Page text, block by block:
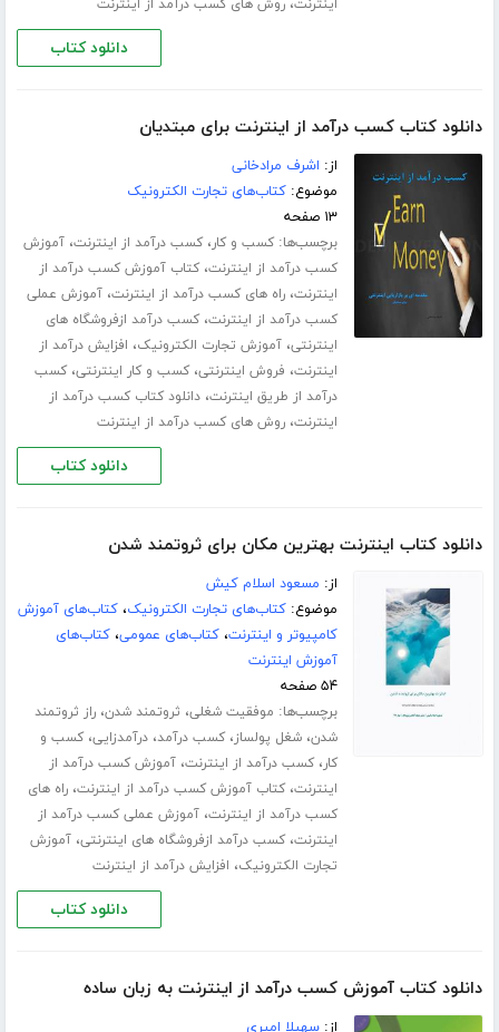
اینترنت،روش های کسب درآمد از اینترنت
دانلود کتاب
دانلود کتاب کسب درآمد از اینترنت برای مبتدیان
از: اشرف مرادخانی
موضوع:کتاب‌های تجارت الکترونیک
۱۳ صفحه
برچسب‌ها:کسب و کار،کسب درآمد از اینترنت،آموزش
کسب درآمد از اینترنت،کتاب آموزش کسب درآمد از
اینترنت،راه های کسب درآمد از اینترنت،آموزش عملی
کسب درآمد از اینترنت،کسب درآمد ازفروشگاه های
اینترنتی،آموزش تجارت الکترونیک، افزایش درآمد از
اینترنت، فروش اینترنتی،کسب و کار اینترنتی،کسب
درآمد از طریق اینترنت،دانلود کتاب کسب درآمد از
اینترنت،روش های کسب درآمد از اینترنت
دانلود کتاب
دانلود کتاب اینترنت بهترین مکان برای ثروتمند شدن
از: مسعود اسلام کیش
موضوع:کتاب‌های تجارت الکترونیک،کتاب‌های آموزش
کامپیوتر و اینترنت،کتاب‌های عمومی،کتاب‌های
آموزش اینترنت
۵۴ صفحه
برچسب‌ها: موفقیت شغلی، ثروتمند شدن،راز ثروتمند
شدن،شغل پولساز،کسب درآمد،درآمدزایی،کسب و
کار،کسب درآمد از اینترنت،آموزش کسب درآمد از
اینترنت،کتاب آموزش کسب درآمد از اینترنت،راه های
کسب درآمد از اینترنت،آموزش عملی کسب درآمد از
اینترنت،کسب درآمد ازفروشگاه های اینترنتی،آموزش
تجارت الکترونیک، افزایش درآمد از اینترنت
دانلود کتاب
دانلود کتاب آموزش کسب درآمد از اینترنت به زبان ساده
از:سهیلا امیری